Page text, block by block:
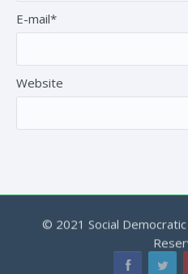
E-mail*
Website
© 2021 Social